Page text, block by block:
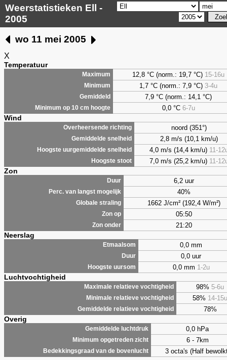
Weerstatistieken Ell -
2005
wo 11 mei 2005
X
Temperatuur
Maximum 12,8 °C (norm.: 19,7 °C) 15-16u
Minimum 1,7 °C (norm.: 7,9 °C) 3-4u
Gemiddeld 7,9 °C (norm.: 14,1 °C)
Minimum op 10 cm hoogte 0,0°C 6-7u
Wind
Overheersende richting noord (351°)
Gemiddelde snelheid 2,8 m/s (10,1 km/u)
Hoogste uurgemiddelde snelheid 4,0 m/s (14,4 km/u) 11-
Hoogste stoot 7,0 m/s (25,2 km/u) 11-
Zon
Duur 6,2 uur
Perc. van langst mogelijk 40%
Globale straling 1662 J/cm² (192,4 W/m²)
Zon op 05:50
Zon onder 21:20
Neerslag
Etmaalsom 0,0 mm
Duur 0,0 uur
Hoogste uursom 0,0 mm 1-2u
Luchtvochtigheid
Maximale relatieve vochtigheid 98% 5-6u
Minimale relatieve vochtigheid 58% 14-15u
Gemiddelde relatieve vochtigheid 78%
Overig
Gemiddelde luchtdruk 0,0 hPa
Minimum opgetreden zicht 6 - 7km
Bedekkingsgraad van de bovenlucht 3 octa's (Half